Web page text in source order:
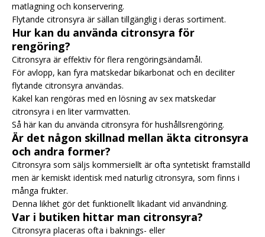
matlagning och konservering.
Flytande citronsyra är sällan tillgänglig i deras sortiment.
Hur kan du använda citronsyra för
rengöring?
Citronsyra är effektiv för flera rengöringsändamål.
För avlopp, kan fyra matskedar bikarbonat och en deciliter
flytande citronsyra användas.
Kakel kan rengöras med en lösning av sex matskedar
citronsyra i en liter varmvatten.
Så här kan du använda citronsyra för hushållsrengöring.
Är det någon skillnad mellan äkta citronsyra
och andra former?
Citronsyra som säljs kommersiellt är ofta syntetiskt framställd
men är kemiskt identisk med naturlig citronsyra, som finns i
många frukter.
Denna likhet gör det funktionellt likadant vid användning.
Var i butiken hittar man citronsyra?
Citronsyra placeras ofta i baknings- eller